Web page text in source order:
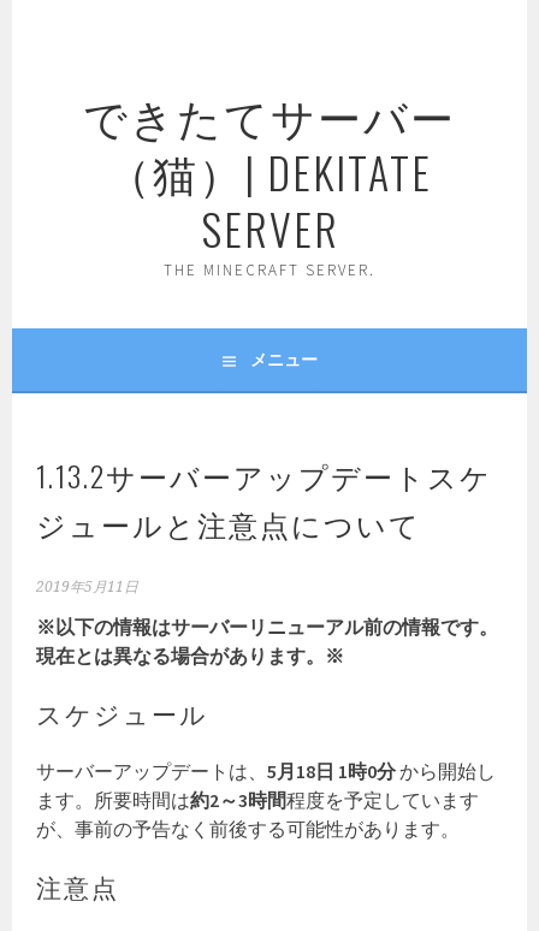
できたてサーバー
（猫）| DEKITATE
SERVER
THE MINECRAFT SERVER.
メニュー
1.13.2サーバーアップデートスケ
ジュールと注意点について
2019年5月11日
※以下の情報はサーバーリニューアル前の情報です。
現在とは異なる場合があります。※
スケジュール
サーバーアップデートは、5月18日 1時0分から開始し
ます。所要時間は約2～3時間程度を予定しています
が、事前の予告なく前後する可能性があります。
注意点